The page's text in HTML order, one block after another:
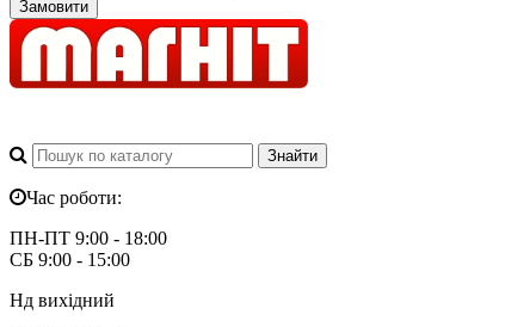
Замовити
Час роботи:
ПН-ПТ 9:00 - 18:00
СБ 9:00 - 15:00
Нд вихідний